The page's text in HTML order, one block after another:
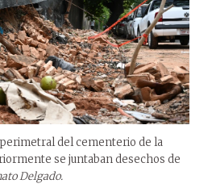
del cementerio de la
se juntaban desechos de
Delgado.